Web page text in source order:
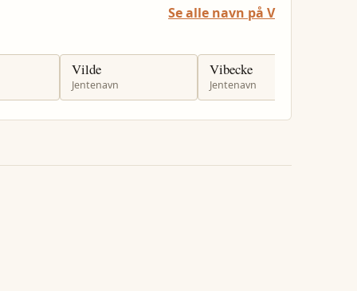
Se alle navn på V
Vilde
Jentenavn
Vibecke
Jentenavn